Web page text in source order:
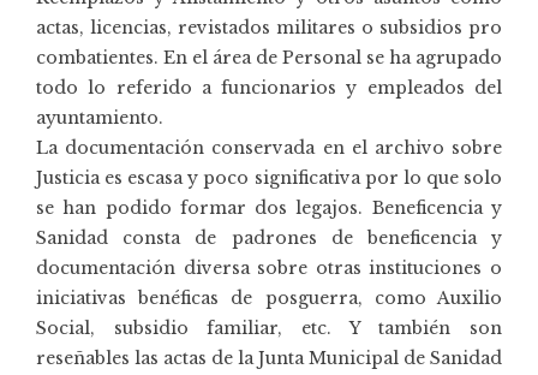
actas, licencias, revistados militares o subsidios pro
combatientes. En el área de Personal se ha agrupado
todo lo referido a funcionarios y empleados del
ayuntamiento.
La documentación conservada en el archivo sobre
Justicia es escasa y poco significativa por lo que solo
se han podido formar dos legajos. Beneficencia y
Sanidad consta de padrones de beneficencia y
documentación diversa sobre otras instituciones o
iniciativas benéficas de posguerra, como Auxilio
Social, subsidio familiar, etc. Y también son
reseñables las actas de la Junta Municipal de Sanidad